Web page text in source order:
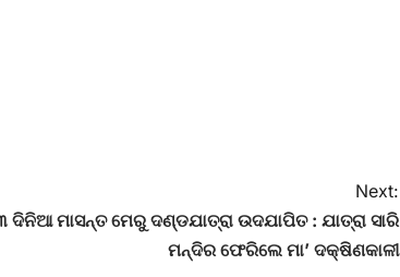
Next:
ଦିନିଆ ମାସନ୍ତ ମେରୁ ଦଣ୍ଡଯାତ୍ରା ଉଦଯାପିତ : ଯାତ୍ରା ସାରି
ମନ୍ଦିର ଫେରିଲେ ମା’ ଦକ୍ଷିଣକାଳୀ